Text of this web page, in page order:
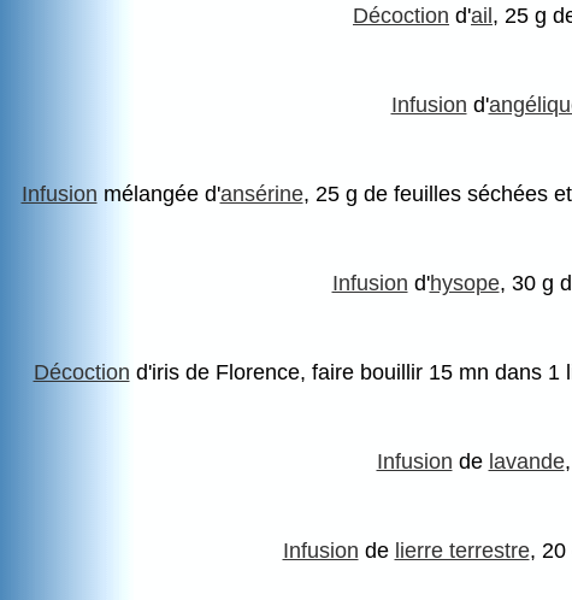
Décoction d'ail , 25 g
Infusion d'
Infusion mélangée d'ansérine, 25 g de feuilles séchées
Infusion d'hysope, 30 g
Décoction d'iris de Florence, faire bouillir 15 mn dans
Infusion de lavande
Infusion de lierre terrestre, 20